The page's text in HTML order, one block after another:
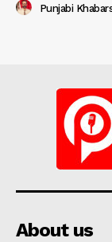
Punjabi
About us